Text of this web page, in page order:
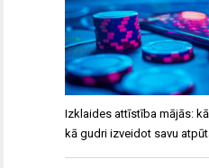
Izklaides attīstība mājās:
kā gudri izveidot savu